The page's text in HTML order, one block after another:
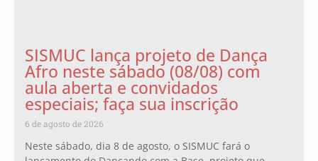
SISMUC lança projeto de Dança
Afro neste sábado (08/08) com
aula aberta e convidados
especiais; faça sua inscrição
6 de agosto de 2026
Neste sábado, dia 8 de agosto, o SISMUC fará o